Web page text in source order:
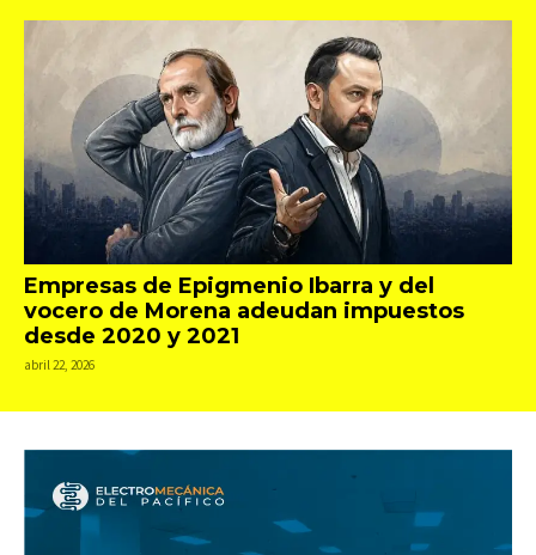
Empresas de Epigmenio Ibarra y del
vocero de Morena adeudan impuestos
desde 2020 y 2021
abril 22, 2026